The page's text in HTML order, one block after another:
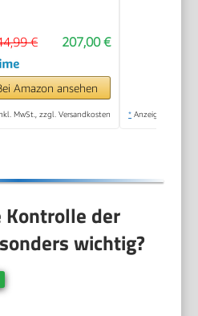
1,25 L,
3
207,00 €
€
Amazon ansehen
MwSt., zzgl. Versandkosten * Anzeige
Kontrolle der
wichtig?